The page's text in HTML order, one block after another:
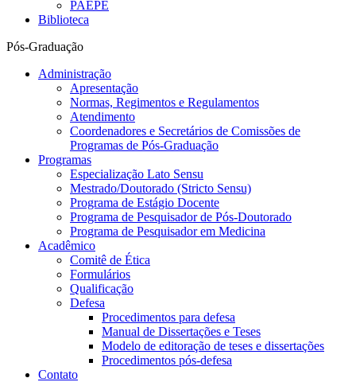
PAEPE
Biblioteca
Pós-Graduação
Administração
Apresentação
Normas, Regimentos e Regulamentos
Atendimento
Coordenadores e Secretários de Comissões de
Programas de Pós-Graduação
Programas
Especialização Lato Sensu
Mestrado/Doutorado (Stricto Sensu)
Programa de Estágio Docente
Programa de Pesquisador de Pós-Doutorado
Programa de Pesquisador em Medicina
Acadêmico
Comitê de Ética
Formulários
Qualificação
Defesa
Procedimentos para defesa
Manual de Dissertações e Teses
Modelo de editoração de teses e dissertações
Procedimentos pós-defesa
Contato